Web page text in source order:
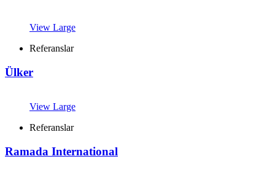
View Large
Referanslar
Ülker
View Large
Referanslar
Ramada International